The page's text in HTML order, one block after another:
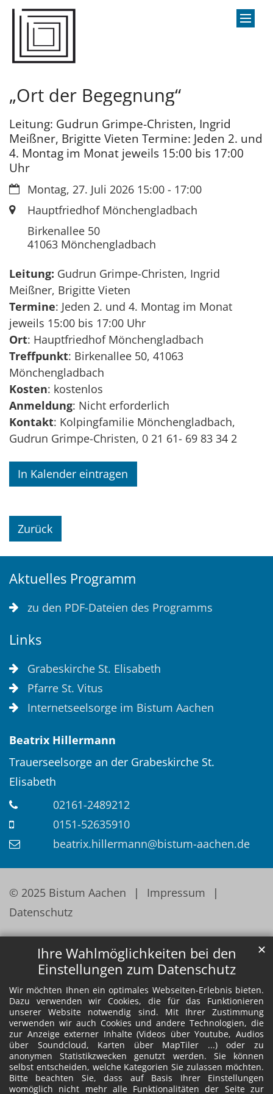
Ihre Wahlmöglichkeiten bei den
Einstellungen zum Datenschutz
Wir möchten Ihnen ein optimales Webseiten-Erlebnis bieten.
Dazu verwenden wir Cookies, die für das Funktionieren
unserer Website notwendig sind. Mit Ihrer Zustimmung
verwenden wir auch Cookies und andere Technologien, die
zur Anzeige externer Inhalte (Videos über Youtube, Audios
über Soundcloud, Karten über MapTiler ...) oder zu
anonymen Statistikzwecken genutzt werden. Sie können
selbst entscheiden, welche Kategorien Sie zulassen möchten.
Bitte beachten Sie, dass auf Basis Ihrer Einstellungen
womöglich nicht mehr alle Funktionalitäten der Seite zur
✕
Zum Inhalt springen
„Ort der Begegnung“
Leitung: Gudrun Grimpe-Christen, Ingrid
Meißner, Brigitte Vieten Termine: Jeden 2. und
4. Montag im Monat jeweils 15:00 bis 17:00
Uhr
Datum:Montag, 27. Juli 2026 15:00 - 17:00
Ort: Hauptfriedhof Mönchengladbach
Birkenallee 50
41063 Mönchengladbach
Leitung: Gudrun Grimpe-Christen, Ingrid
Meißner, Brigitte Vieten
Termine: Jeden 2. und 4. Montag im Monat
jeweils 15:00 bis 17:00 Uhr
Ort: Hauptfriedhof Mönchengladbach
Treffpunkt: Birkenallee 50, 41063
Mönchengladbach
Kosten: kostenlos
Anmeldung: Nicht erforderlich
Kontakt: Kolpingfamilie Mönchengladbach,
Gudrun Grimpe-Christen, 0 21 61- 69 83 34 2
In Kalender eintragen
Zurück
Aktuelles Programm
zu den PDF-Dateien des Programms
Links
Grabeskirche St. Elisabeth
Pfarre St. Vitus
Internetseelsorge im Bistum Aachen
Beatrix Hillermann
Trauerseelsorge an der Grabeskirche St.
Elisabeth
02161-2489212
0151-52635910
beatrix.hillermann@bistum-aachen.de
© 2025 Bistum Aachen
Impressum
Datenschutz